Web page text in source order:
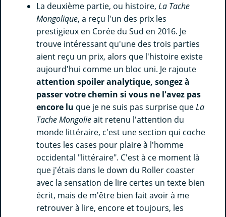
La deuxième partie, ou histoire, La Tache
Mongolique, a reçu l'un des prix les
prestigieux en Corée du Sud en 2016. Je
trouve intéressant qu'une des trois parties
aient reçu un prix, alors que l'histoire existe
aujourd'hui comme un bloc uni. Je rajoute
attention spoiler analytique, songez à
passer votre chemin si vous ne l'avez pas
encore lu que je ne suis pas surprise queLa
Tache Mongolieait retenu l'attention du
monde littéraire, c'est une section qui coche
toutes les cases pour plaire à l'homme
occidental "littéraire". C'est à ce moment là
que j'étais dans le down du Roller coaster
avec la sensation de lire certes un texte bien
écrit, mais de m'être bien fait avoir à me
retrouver à lire, encore et toujours, les